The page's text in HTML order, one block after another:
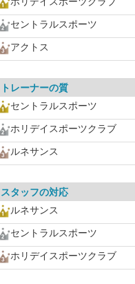
セントラルスポーツ
アクトス
トレーナーの質
セントラルスポーツ
ホリデイスポーツクラブ
ルネサンス
スタッフの対応
ルネサンス
セントラルスポーツ
ホリデイスポーツクラブ